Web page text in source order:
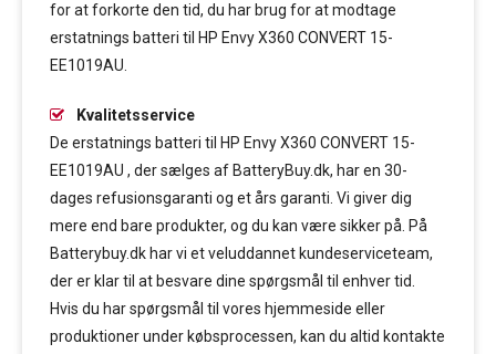
for at forkorte den tid, du har brug for at modtage
erstatnings batteri til HP Envy X360 CONVERT 15-
EE1019AU.
Kvalitetsservice
De erstatnings batteri til HP Envy X360 CONVERT 15-
EE1019AU , der sælges af BatteryBuy.dk, har en 30-
dages refusionsgaranti og et års garanti. Vi giver dig
mere end bare produkter, og du kan være sikker på. På
Batterybuy.dk har vi et veluddannet kundeserviceteam,
der er klar til at besvare dine spørgsmål til enhver tid.
Hvis du har spørgsmål til vores hjemmeside eller
produktioner under købsprocessen, kan du altid kontakte